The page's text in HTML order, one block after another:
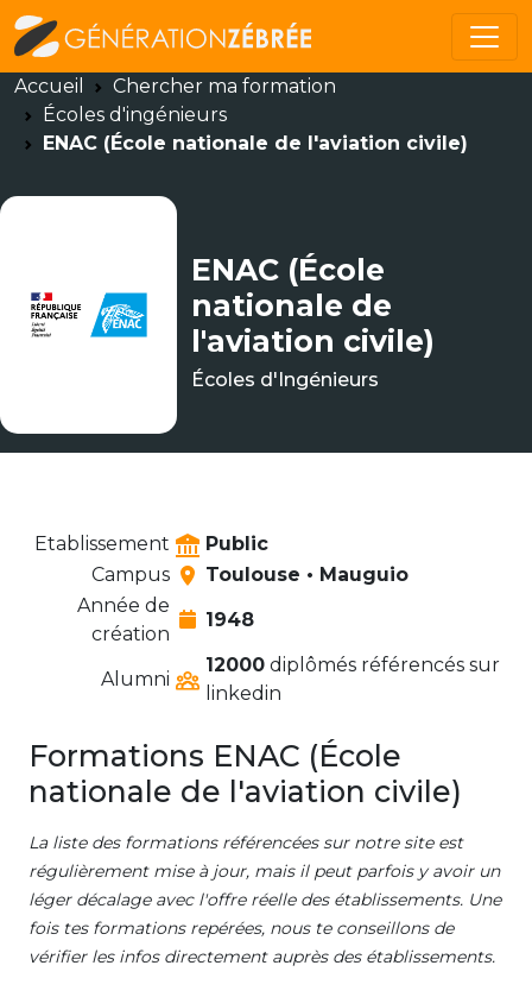
Accueil
Chercher ma formation
Écoles d'ingénieurs
ENAC (École nationale de l'aviation civile)
ENAC (École
nationale de
l'aviation civile)
Écoles d'Ingénieurs
Etablissement
Public
Campus
Toulouse • Mauguio
Année de
création
1948
Alumni
12000 diplômés référencés sur
linkedin
Formations ENAC (École
nationale de l'aviation civile)
La liste des formations référencées sur notre site est
régulièrement mise à jour, mais il peut parfois y avoir un
léger décalage avec l'offre réelle des établissements. Une
fois tes formations repérées, nous te conseillons de
vérifier les infos directement auprès des établissements.